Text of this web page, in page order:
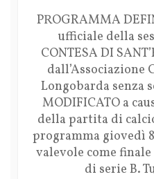
PROGRAMMA
ufficiale della
CONTESA DI
dall’Associazione
Longobarda senza
MODIFICATO a
della partita di
programma giovedì
valevole come
di serie B.